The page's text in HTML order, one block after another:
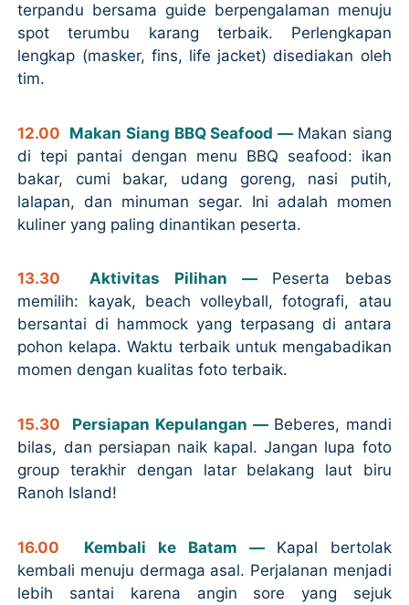
terpandu bersama guide berpengalaman menuju
spot terumbu karang terbaik. Perlengkapan
lengkap (masker, fins, life jacket) disediakan oleh
tim.
12.00 Makan Siang BBQ Seafood — Makan siang
di tepi pantai dengan menu BBQ seafood: ikan
bakar, cumi bakar, udang goreng, nasi putih,
lalapan, dan minuman segar. Ini adalah momen
kuliner yang paling dinantikan peserta.
13.30Aktivitas Pilihan — Peserta bebas
memilih: kayak, beach volleyball, fotografi, atau
bersantai di hammock yang terpasang di antara
pohon kelapa. Waktu terbaik untuk mengabadikan
momen dengan kualitas foto terbaik.
15.30 Persiapan Kepulangan — Beberes, mandi
bilas, dan persiapan naik kapal. Jangan lupa foto
group terakhir dengan latar belakang laut biru
Ranoh Island!
16.00 Kembali ke Batam — Kapal bertolak
kembali menuju dermaga asal. Perjalanan menjadi
lebih santai karena angin sore yang sejuk